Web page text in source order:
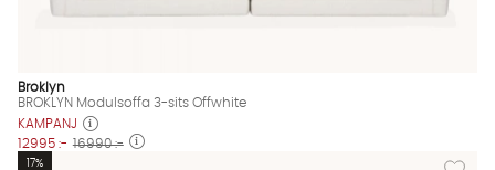
Broklyn
BROKLYN Modulsoffa 3-sits Offwhite
KAMPANJ
12995 :- 16990 :-
Lägg
17%